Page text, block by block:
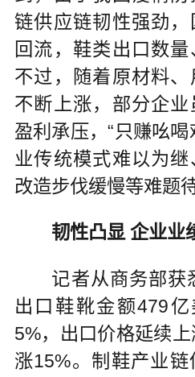
链供应链韧性强劲
回流，鞋类出口数量
不过，随着原材料
不断上涨，部分企
盈利承压，“只赚吆
业传统模式难以为
改造步伐缓慢等难题待
韧性凸显 企业业
记者从商务部获
出口鞋靴金额479
5%，出口价格延续
涨15%。制鞋产业